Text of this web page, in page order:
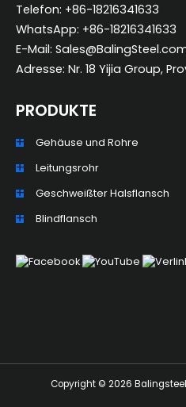
Telefon: +86-18216341633
WhatsApp: +86-18216341633
E-Mail:
Adresse: Nr. 18 Yijia Group,
PRODUKTE
Gehäuse und Rohre
Leitungsrohr
Geschweißter Halsflansch
Blindflansch
Copyright © 2026